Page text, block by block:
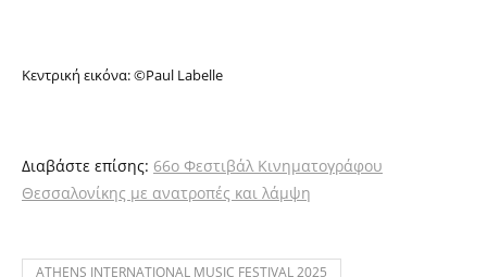
Κεντρική εικόνα: ©Paul Labelle
Διαβάστε επίσης: 66ο Φεστιβάλ Κινηματογράφου
Θεσσαλονίκης με ανατροπές και λάμψη
ATHENS INTERNATIONAL MUSIC FESTIVAL 2025